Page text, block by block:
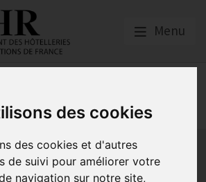
des cookies
des cookies et d'autres
de suivi pour améliorer votre
navigation sur notre site,
Menu
en ligne
Innovation et digitalisation